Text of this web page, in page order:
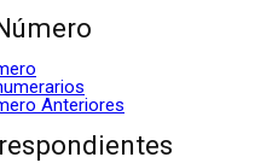
Anteriores